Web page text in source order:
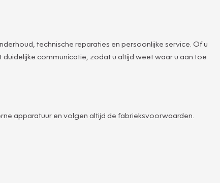
technische reparaties en persoonlijke service. Of u
communicatie, zodat u altijd weet waar u aan toe
apparatuur en volgen altijd de fabrieksvoorwaarden.